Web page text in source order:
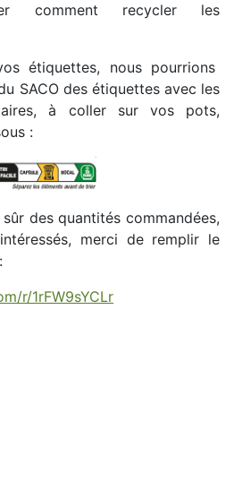
comment recycler les
étiquettes, nous pourrions
SACO des étiquettes avec les
à coller sur vos pots,
:
des quantités commandées,
merci de remplir le
r/1rFW9sYCLr